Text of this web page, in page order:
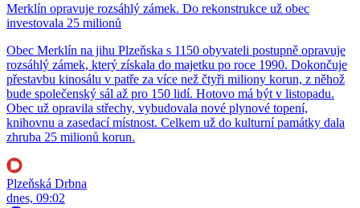
Merklín opravuje rozsáhlý zámek. Do rekonstrukce už obec
investovala 25 milionů
Obec Merklín na jihu Plzeňska s 1150 obyvateli postupně opravuje
rozsáhlý zámek, který získala do majetku po roce 1990. Dokončuje
přestavbu kinosálu v patře za více než čtyři miliony korun, z něhož
bude společenský sál až pro 150 lidí. Hotovo má být v listopadu.
Obec už opravila střechy, vybudovala nové plynové topení,
knihovnu a zasedací místnost. Celkem už do kulturní památky dala
zhruba 25 milionů korun.
Plzeňská Drbna
dnes, 09:02